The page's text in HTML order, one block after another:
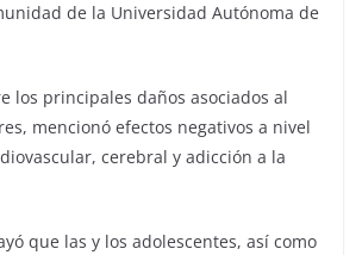
de la Universidad Autónoma de
los principales daños asociados al
mencionó efectos negativos a nivel
cerebral y adicción a la
que las y los adolescentes, así como